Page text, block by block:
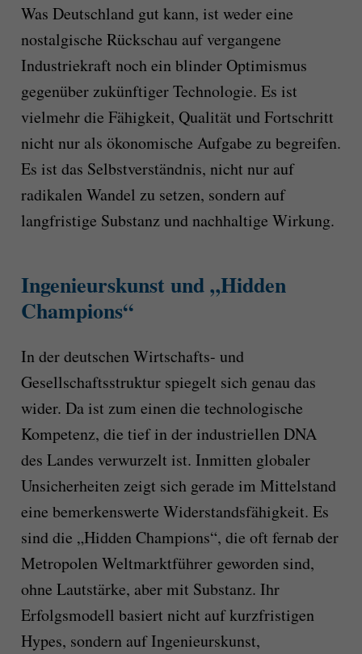
Was Deutschland gut kann, ist weder eine
nostalgische Rückschau auf vergangene
Industriekraft noch ein blinder Optimismus
gegenüber zukünftiger Technologie. Es ist
vielmehr die Fähigkeit, Qualität und Fortschritt
nicht nur als ökonomische Aufgabe zu begreifen.
Es ist das Selbstverständnis, nicht nur auf
radikalen Wandel zu setzen, sondern auf
langfristige Substanz und nachhaltige Wirkung.
Ingenieurskunst und „Hidden
Champions“
In der deutschen Wirtschafts- und
Gesellschaftsstruktur spiegelt sich genau das
wider. Da ist zum einen die technologische
Kompetenz, die tief in der industriellen DNA
des Landes verwurzelt ist. Inmitten globaler
Unsicherheiten zeigt sich gerade im Mittelstand
eine bemerkenswerte Widerstandsfähigkeit. Es
sind die „Hidden Champions“, die oft fernab der
Metropolen Weltmarktführer geworden sind,
ohne Lautstärke, aber mit Substanz. Ihr
Erfolgsmodell basiert nicht auf kurzfristigen
Hypes, sondern auf Ingenieurskunst,